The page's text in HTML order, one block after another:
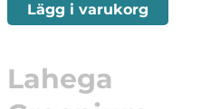
Lägg i varukorg
Lahega